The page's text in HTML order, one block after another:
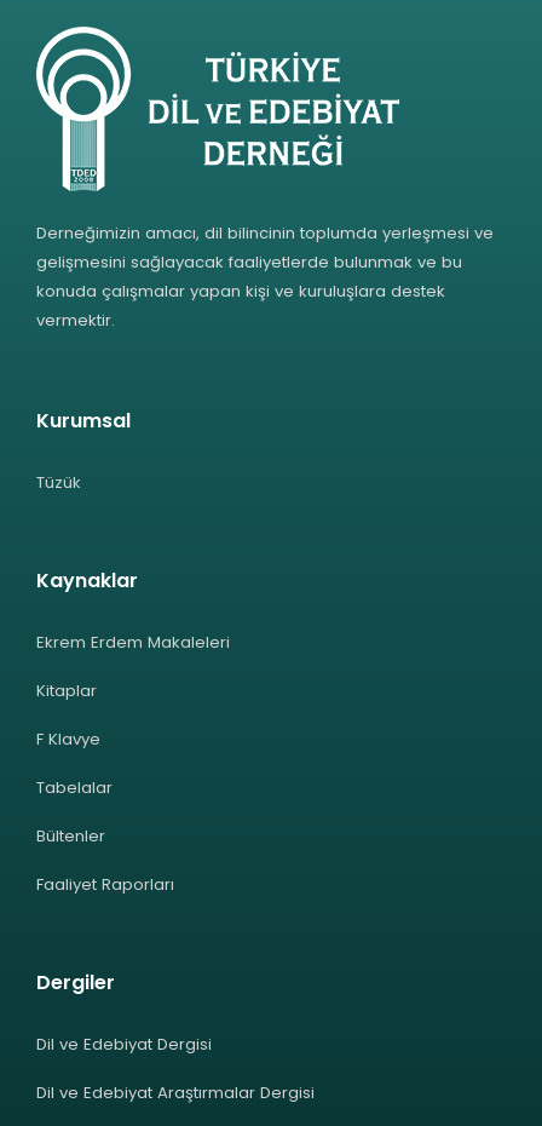
Derneğimizin amacı, dil bilincinin toplumda yerleşmesi ve
gelişmesini sağlayacak faaliyetlerde bulunmak ve bu
konuda çalışmalar yapan kişi ve kuruluşlara destek
vermektir.
Kurumsal
Tüzük
Kaynaklar
Ekrem Erdem Makaleleri
Kitaplar
F Klavye
Tabelalar
Bültenler
Faaliyet Raporları
Dergiler
Dil ve Edebiyat Dergisi
Dil ve Edebiyat Araştırmalar Dergisi